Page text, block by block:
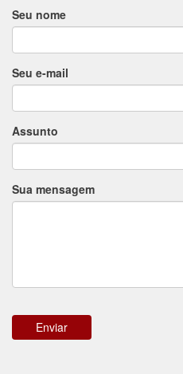
Seu nome
Seu e-mail
Assunto
Sua mensagem